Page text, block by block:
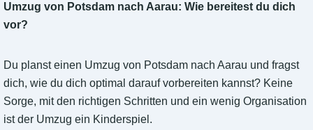
Umzug von Potsdam nach Aarau: Wie bereitest du dich
vor?
Du planst einen Umzug von Potsdam nach Aarau und fragst
dich, wie du dich optimal darauf vorbereiten kannst? Keine
Sorge, mit den richtigen Schritten und ein wenig Organisation
ist der Umzug ein Kinderspiel.